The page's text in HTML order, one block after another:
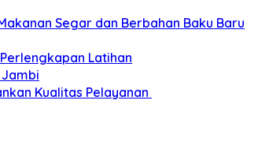
Segar dan Berbahan Baku Baru
Latihan
Kualitas Pelayanan